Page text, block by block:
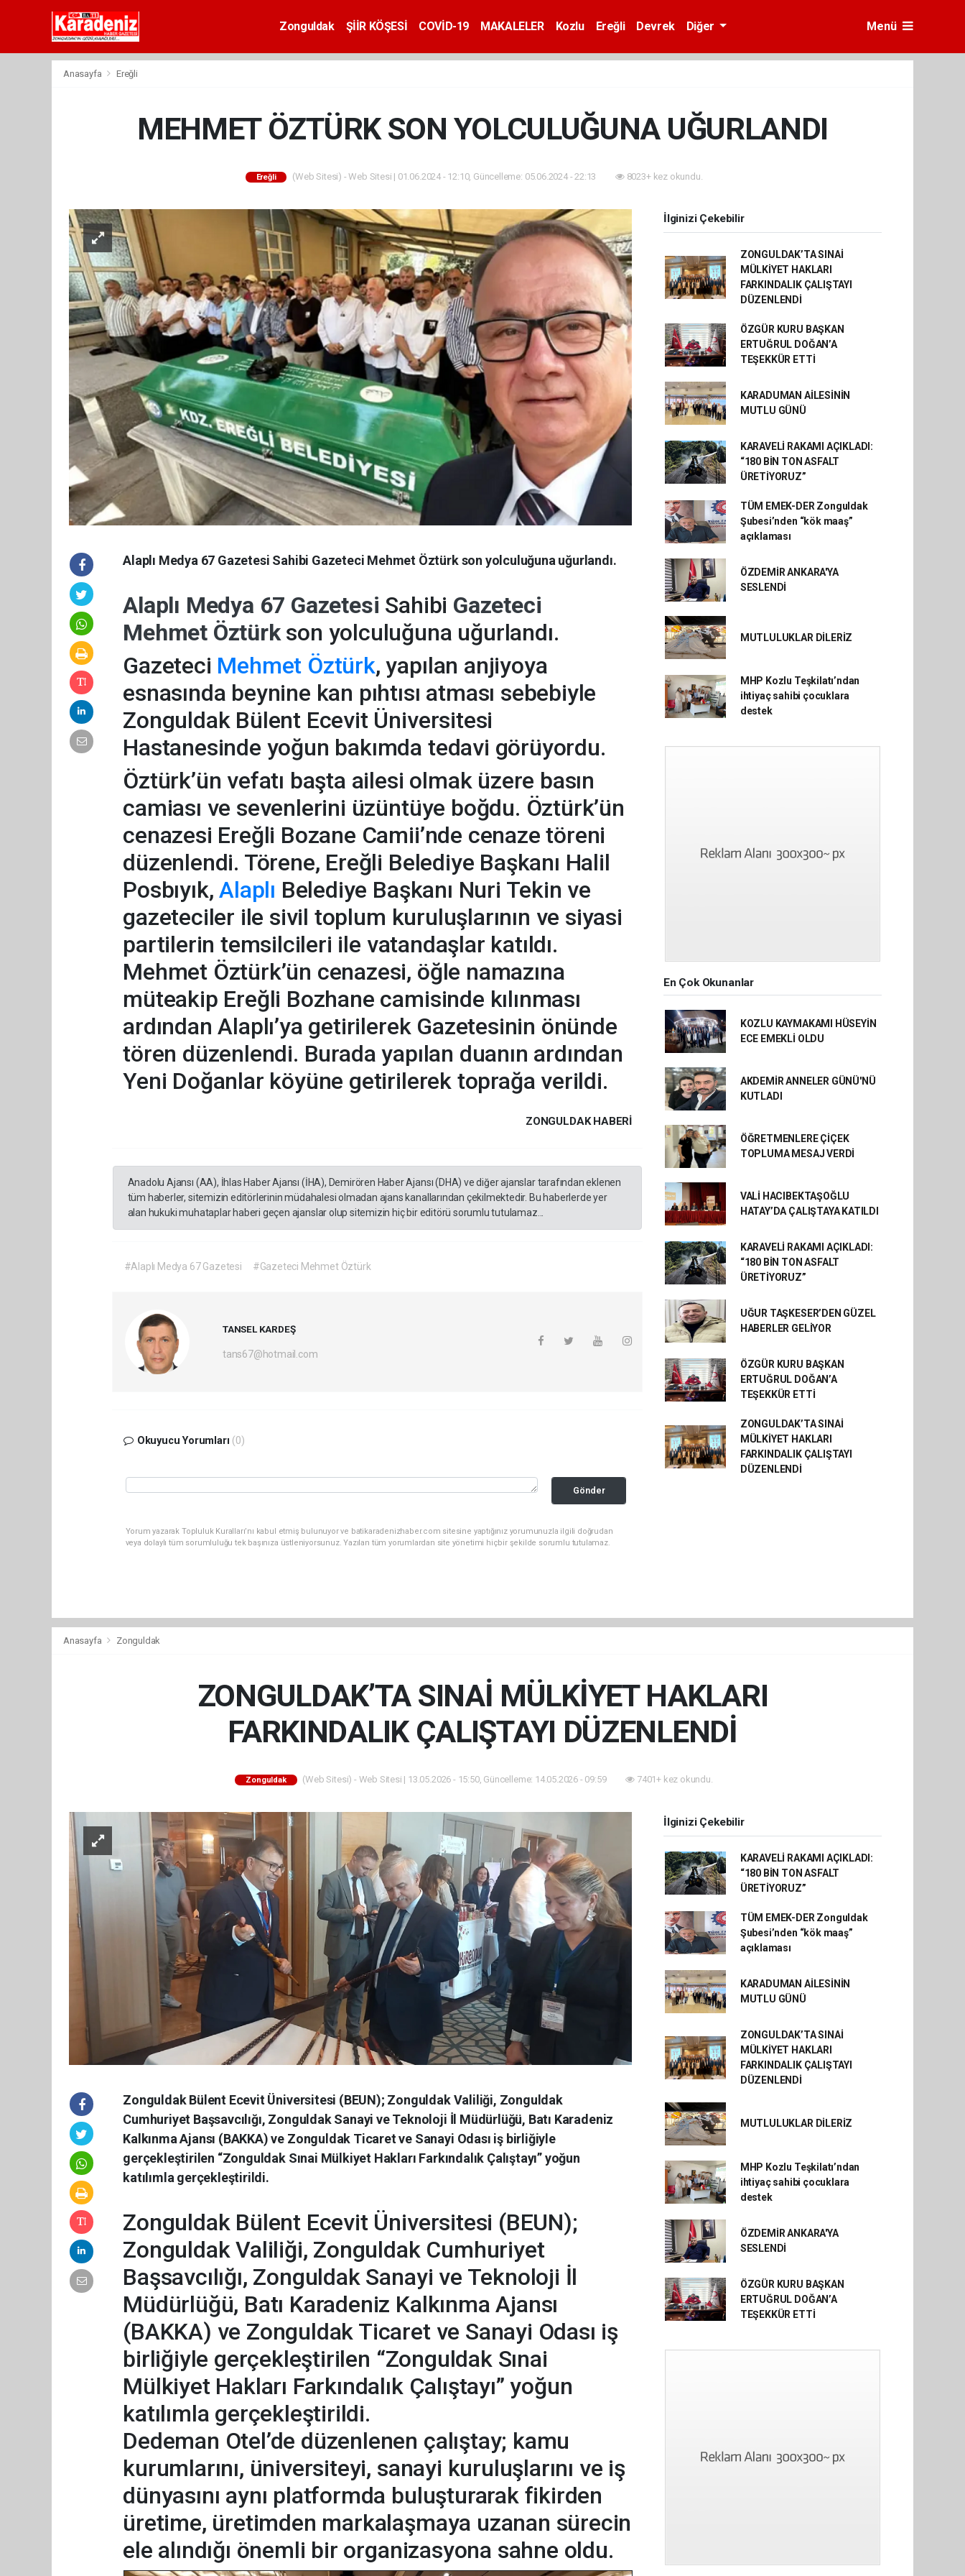
Zonguldak ŞİİR KÖŞESİ COVİD-19 MAKALELER Kozlu Ereğli Devrek Diğer Menü
Anasayfa Ereğli
MEHMET ÖZTÜRK SON YOLCULUĞUNA UĞURLANDI
Ereğli (Web Sitesi) - Web Sitesi | 01.06.2024 - 12:10, Güncelleme: 05.06.2024 - 22:13 8023+ kez okundu.
Alaplı Medya 67 Gazetesi Sahibi Gazeteci Mehmet Öztürk son yolculuğuna uğurlandı.
Alaplı Medya 67 Gazetesi Sahibi Gazeteci
Mehmet Öztürkson yolculuğuna uğurlandı.
Gazeteci Mehmet Öztürk, yapılan anjiyoya
esnasında beynine kan pıhtısı atması sebebiyle
Zonguldak Bülent Ecevit Üniversitesi
Hastanesinde yoğun bakımda tedavi görüyordu.
Öztürk’ün vefatı başta ailesi olmak üzere basın
camiası ve sevenlerini üzüntüye boğdu. Öztürk’ün
cenazesi Ereğli Bozane Camii’nde cenaze töreni
düzenlendi. Törene, Ereğli Belediye Başkanı Halil
Posbıyık,Alaplı Belediye Başkanı Nuri Tekin ve
gazeteciler ile sivil toplum kuruluşlarının ve siyasi
partilerin temsilcileri ile vatandaşlar katıldı.
Mehmet Öztürk’ün cenazesi, öğle namazına
müteakip Ereğli Bozhane camisinde kılınması
ardından Alaplı’ya getirilerek Gazetesinin önünde
tören düzenlendi. Burada yapılan duanın ardından
Yeni Doğanlar köyüne getirilerek toprağa verildi.
ZONGULDAK HABERİ
Anadolu Ajansı (AA), İhlas Haber Ajansı (İHA), Demirören Haber Ajansı (DHA) ve diğer ajanslar tarafından eklenen
tüm haberler, sitemizin editörlerinin müdahalesi olmadan ajans kanallarından çekilmektedir. Bu haberlerde yer
alan hukuki muhataplar haberi geçen ajanslar olup sitemizin hiç bir editörü sorumlu tutulamaz...
#Alaplı Medya 67 Gazetesi #Gazeteci Mehmet Öztürk
TANSEL KARDEŞ
tans67@hotmail.com
Okuyucu Yorumları (0)
Gönder
Yorum yazarak Topluluk Kuralları’nı kabul etmiş bulunuyor ve batikaradenizhaber.com sitesine yaptığınız yorumunuzla ilgili doğrudan
veya dolaylı tüm sorumluluğu tek başınıza üstleniyorsunuz. Yazılan tüm yorumlardan site yönetimi hiçbir şekilde sorumlu tutulamaz.
İlginizi Çekebilir
ZONGULDAK’TA SINAİ
MÜLKİYET HAKLARI
FARKINDALIK ÇALIŞTAYI
DÜZENLENDİ
ÖZGÜR KURU BAŞKAN
ERTUĞRUL DOĞAN’A
TEŞEKKÜR ETTİ
KARADUMAN AİLESİNİN
MUTLU GÜNÜ
KARAVELİ RAKAMI AÇIKLADI:
“180 BİN TON ASFALT
ÜRETİYORUZ”
TÜM EMEK-DER Zonguldak
Şubesi’nden “kök maaş”
açıklaması
ÖZDEMİR ANKARA'YA
SESLENDİ
MUTLULUKLAR DİLERİZ
MHP Kozlu Teşkilatı’ndan
ihtiyaç sahibi çocuklara
destek
En Çok Okunanlar
KOZLU KAYMAKAMI HÜSEYİN
ECE EMEKLİ OLDU
AKDEMİR ANNELER GÜNÜ'NÜ
KUTLADI
ÖĞRETMENLERE ÇİÇEK
TOPLUMA MESAJ VERDİ
VALİ HACIBEKTAŞOĞLU
HATAY’DA ÇALIŞTAYA KATILDI
KARAVELİ RAKAMI AÇIKLADI:
“180 BİN TON ASFALT
ÜRETİYORUZ”
UĞUR TAŞKESER’DEN GÜZEL
HABERLER GELİYOR
ÖZGÜR KURU BAŞKAN
ERTUĞRUL DOĞAN’A
TEŞEKKÜR ETTİ
ZONGULDAK’TA SINAİ
MÜLKİYET HAKLARI
FARKINDALIK ÇALIŞTAYI
DÜZENLENDİ
Anasayfa Zonguldak
ZONGULDAK’TA SINAİ MÜLKİYET HAKLARI
FARKINDALIK ÇALIŞTAYI DÜZENLENDİ
Zonguldak (Web Sitesi) - Web Sitesi | 13.05.2026 - 15:50, Güncelleme: 14.05.2026 - 09:59 7401+ kez okundu.
Zonguldak Bülent Ecevit Üniversitesi (BEUN); Zonguldak Valiliği, Zonguldak
Cumhuriyet Başsavcılığı, Zonguldak Sanayi ve Teknoloji İl Müdürlüğü, Batı Karadeniz
Kalkınma Ajansı (BAKKA) ve Zonguldak Ticaret ve Sanayi Odası iş birliğiyle
gerçekleştirilen “Zonguldak Sınai Mülkiyet Hakları Farkındalık Çalıştayı” yoğun
katılımla gerçekleştirildi.
Zonguldak Bülent Ecevit Üniversitesi (BEUN);
Zonguldak Valiliği, Zonguldak Cumhuriyet
Başsavcılığı, Zonguldak Sanayi ve Teknoloji İl
Müdürlüğü, Batı Karadeniz Kalkınma Ajansı
(BAKKA) ve Zonguldak Ticaret ve Sanayi Odası iş
birliğiyle gerçekleştirilen “Zonguldak Sınai
Mülkiyet Hakları Farkındalık Çalıştayı” yoğun
katılımla gerçekleştirildi.
Dedeman Otel’de düzenlenen çalıştay; kamu
kurumlarını, üniversiteyi, sanayi kuruluşlarını ve iş
dünyasını aynı platformda buluşturarak fikirden
üretime, üretimden markalaşmaya uzanan sürecin
ele alındığı önemli bir organizasyona sahne oldu.
İlginizi Çekebilir
KARAVELİ RAKAMI AÇIKLADI:
“180 BİN TON ASFALT
ÜRETİYORUZ”
TÜM EMEK-DER Zonguldak
Şubesi’nden “kök maaş”
açıklaması
KARADUMAN AİLESİNİN
MUTLU GÜNÜ
ZONGULDAK’TA SINAİ
MÜLKİYET HAKLARI
FARKINDALIK ÇALIŞTAYI
DÜZENLENDİ
MUTLULUKLAR DİLERİZ
MHP Kozlu Teşkilatı’ndan
ihtiyaç sahibi çocuklara
destek
ÖZDEMİR ANKARA'YA
SESLENDİ
ÖZGÜR KURU BAŞKAN
ERTUĞRUL DOĞAN’A
TEŞEKKÜR ETTİ